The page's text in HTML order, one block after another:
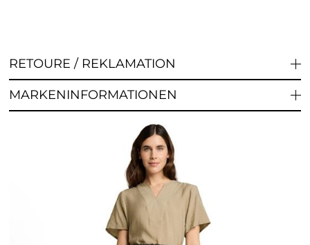
RETOURE / REKLAMATION
MARKENINFORMATIONEN